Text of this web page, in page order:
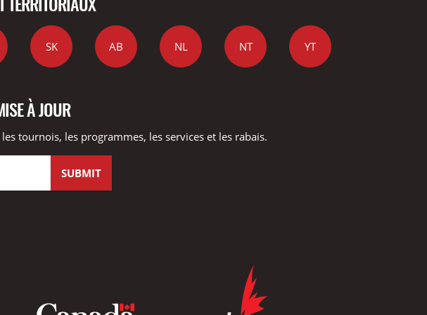
SK AB NL NT YT
À JOUR
tournois, les programmes, les services et les rabais.